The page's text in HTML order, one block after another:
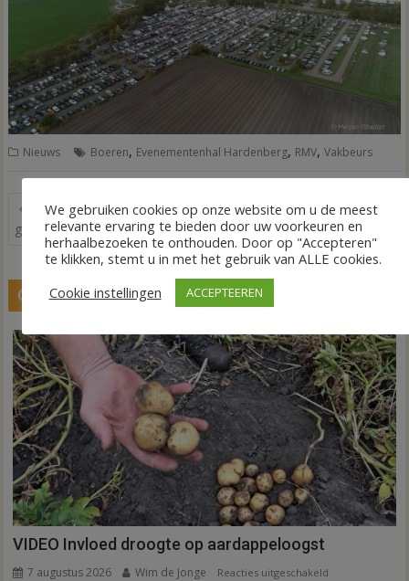
Nieuws Boeren, Evenementenhal Hardenberg, RMV,Vakbeurs
Bericht
navigatie
Expositie Arie Ekkel in
gemeentehuis
Man komt om bij brand in
chalet
GERELATEERDE BERICHTEN
VIDEO Invloed droogte op aardappeloogst
7 augustus 2026 Wim de Jonge Reacties uitgeschakeld
We gebruiken cookies op onze website om u de meest
relevante ervaring te bieden door uw voorkeuren en
herhaalbezoeken te onthouden. Door op "Accepteren"
te klikken, stemt u in met het gebruik van ALLE cookies.
Cookie instellingen
ACCEPTEEREN